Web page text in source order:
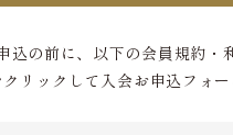
の前に、以下の会員規約・
リックして入会お申込フォー